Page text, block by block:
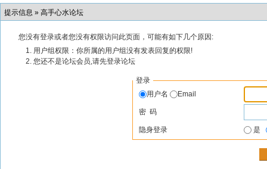
提示信息 » 高手心水论坛
您没有登录或者您没有权限访问此页面，可能有如下几个原因:
用户组权限：你所属的用户组没有发表回复的权限!
您还不是论坛会员,请先登录论坛
登录
用户名
Email
密 码
隐身登录 是